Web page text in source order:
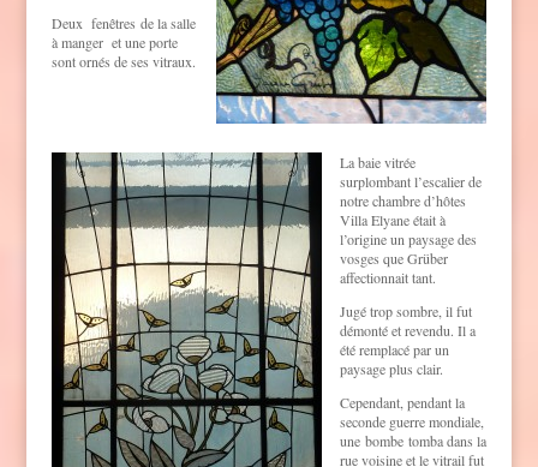
Deux fenêtres de la salle
à manger et une porte
sont ornés de ses vitraux.
La baie vitrée
surplombant l’escalier de
notre chambre d’hôtes
Villa Elyane était à
l’origine un paysage des
vosges que Grüber
affectionnait tant.
Jugé trop sombre, il fut
démonté et revendu. Il a
été remplacé par un
paysage plus clair.
Cependant, pendant la
seconde guerre mondiale,
une bombe tomba dans la
rue voisine et le vitrail fut